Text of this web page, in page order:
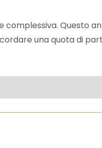
Questo
una quota di